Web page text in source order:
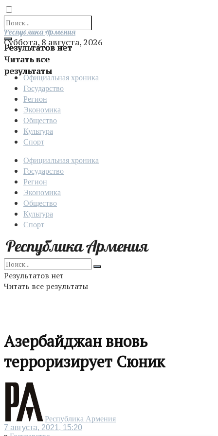
Результатов нет
Читать все
результаты
Отправить
Республика Армения
Суббота, 8 августа, 2026
Официальная хроника
Государство
Регион
Экономика
Общество
Культура
Спорт
Официальная хроника
Государство
Регион
Экономика
Общество
Культура
Спорт
Результатов нет
Читать все результаты
Азербайджан вновь
терроризируeт Сюник
Республика Армения
7 августа, 2021, 15:20